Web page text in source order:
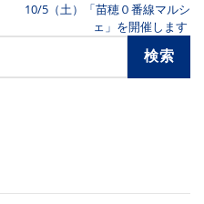
10/5（土）「苗穂０番線マルシ
ェ」を開催します